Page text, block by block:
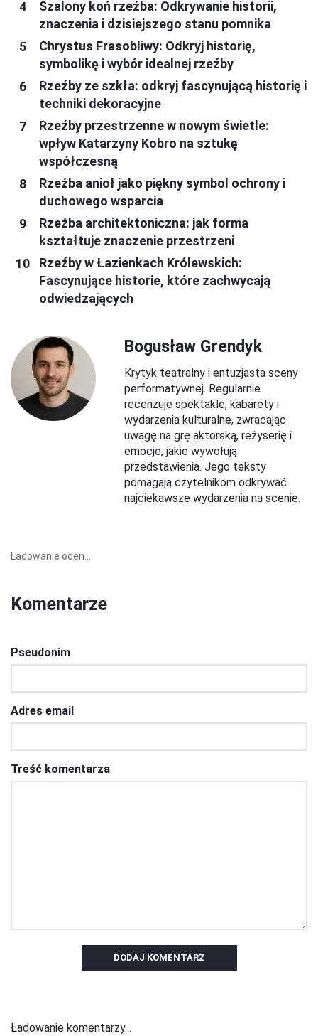
Szalony koń rzeźba: Odkrywanie historii,
znaczenia i dzisiejszego stanu pomnika
Chrystus Frasobliwy: Odkryj historię,
symbolikę i wybór idealnej rzeźby
Rzeźby ze szkła: odkryj fascynującą historię i
techniki dekoracyjne
Rzeźby przestrzenne w nowym świetle:
wpływ Katarzyny Kobro na sztukę
współczesną
Rzeźba anioł jako piękny symbol ochrony i
duchowego wsparcia
Rzeźba architektoniczna: jak forma
kształtuje znaczenie przestrzeni
Rzeźby w Łazienkach Królewskich:
Fascynujące historie, które zachwycają
odwiedzających
Bogusław Grendyk
Krytyk teatralny i entuzjasta sceny
performatywnej. Regularnie
recenzuje spektakle, kabarety i
wydarzenia kulturalne, zwracając
uwagę na grę aktorską, reżyserię i
emocje, jakie wywołują
przedstawienia. Jego teksty
pomagają czytelnikom odkrywać
najciekawsze wydarzenia na scenie.
Ładowanie ocen...
Komentarze
Pseudonim
Adres email
Treść komentarza
DODAJ KOMENTARZ
Ładowanie komentarzy...